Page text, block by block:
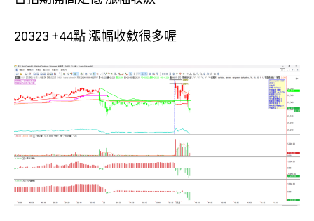
20323 +44點 漲幅收斂很多喔